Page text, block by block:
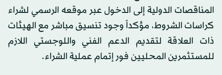
المناقصات الدولية إلى الدخول عبر موقعه الرسمي لشراء
كراسات الشروط، مؤكداً وجود تنسيق مباشر مع الهيئات
ذات العلاقة لتقديم الدعم الفني واللوجستي اللازم
للمستثمرين المحليين فور إتمام عملية الشراء.